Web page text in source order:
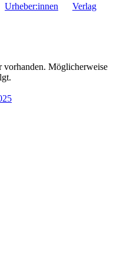
Urheber:innen Verlag
vorhanden. Möglicherweise